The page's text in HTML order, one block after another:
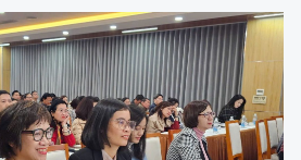
Search Audit Care Việt Nam